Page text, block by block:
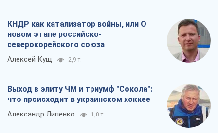
КНДР как катализатор войны, или О
новом этапе российско-
северокорейского союза
Алексей Кущ 2,9 т.
Выход в элиту ЧМ и триумф "Сокола":
что происходит в украинском хоккее
Александр Липенко 1,0 т.